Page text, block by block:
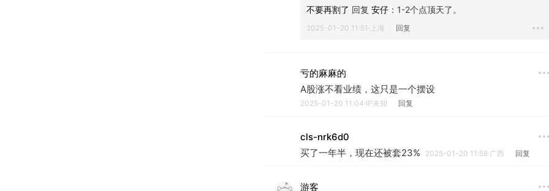
不要再割了 回复 安仔 ： 1-2个点顶天了。
2025-01-20 11:51·上海 回复
亏的麻麻的
A股涨不看业绩，这只是一个摆设
2025-01-20 11:04·IP未知 回复
cls-nrk6d0
买了一年半，现在还被套23%
2025-01-20 11:58·广西 回复
游客